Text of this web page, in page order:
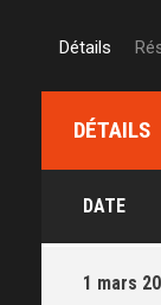
Détails
DÉTAILS
DATE
1 mars